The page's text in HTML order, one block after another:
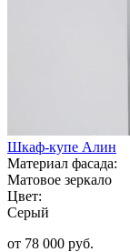
Шкаф-купе Алин
Материал фасада:
Матовое зеркало
Цвет:
Серый
от 78 000 руб.